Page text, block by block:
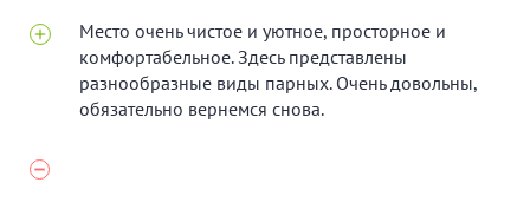
Место очень чистое и уютное, просторное и
комфортабельное. Здесь представлены
разнообразные виды парных. Очень довольны,
обязательно вернемся снова.